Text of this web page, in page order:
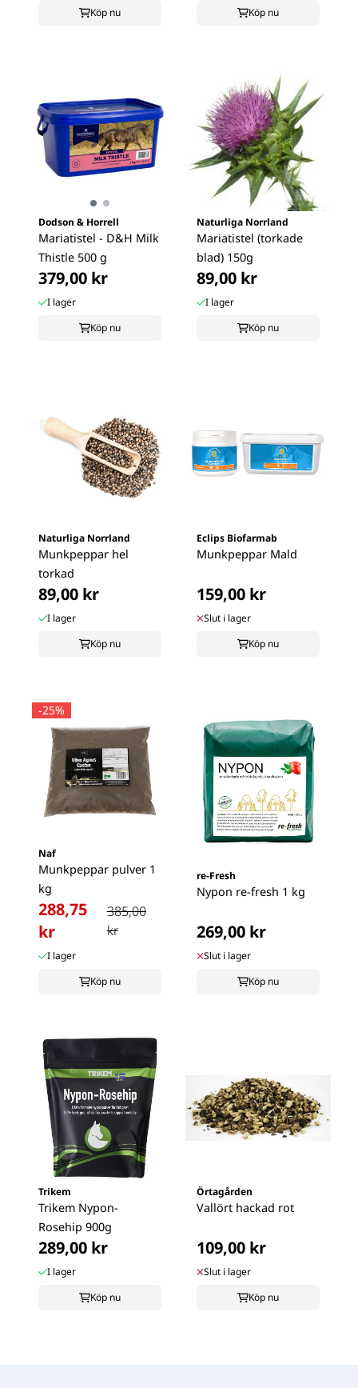
Köp nu
Köp nu
Dodson & Horrell
Mariatistel - D&H Milk
Thistle 500 g
379,00 kr
I lager
Köp nu
Naturliga Norrland
Mariatistel (torkade
blad) 150g
89,00 kr
I lager
Köp nu
Naturliga Norrland
Munkpeppar hel
torkad
89,00 kr
I lager
Köp nu
Eclips Biofarmab
Munkpeppar Mald
159,00 kr
Slut i lager
Köp nu
-25%
Naf
Munkpeppar pulver 1
kg
288,75
kr
385,00
kr
I lager
Köp nu
re-Fresh
Nypon re-fresh 1 kg
269,00 kr
Slut i lager
Köp nu
Trikem
Trikem Nypon-
Rosehip 900g
289,00 kr
I lager
Köp nu
Örtagården
Vallört hackad rot
109,00 kr
Slut i lager
Köp nu